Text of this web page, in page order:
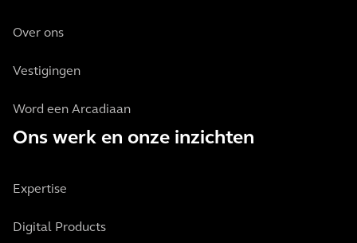
Over ons
Vestigingen
Word een Arcadiaan
Ons werk en onze inzichten
Expertise
Digital Products